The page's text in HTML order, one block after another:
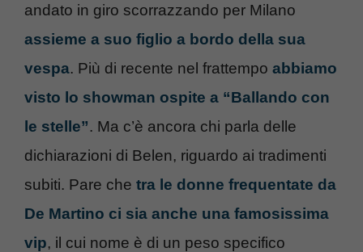
andato in giro scorrazzando per Milano
assieme a suo figlio a bordo della sua
vespa. Più di recente nel frattempo abbiamo
visto lo showman ospite a “Ballando con
le stelle”. Ma c’è ancora chi parla delle
dichiarazioni di Belen, riguardo ai tradimenti
subiti. Pare che tra le donne frequentate da
De Martino ci sia anche una famosissima
vip, il cui nome è di un peso specifico